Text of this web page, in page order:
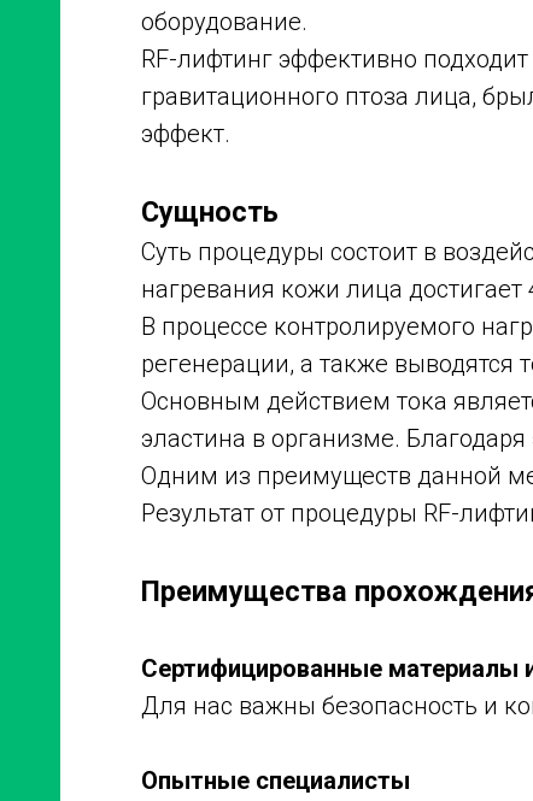
оборудование.
RF-лифтинг эффективно
гравитационного птоза лица,
эффект.
Сущность
Суть процедуры состоит в
нагревания кожи лица достигает
В процессе контролируемого
регенерации, а также выводятся
Основным действием тока
эластина в организме.
Одним из преимуществ данной
Результат от процедуры RF-
Преимущества
Сертифицированные материалы
Для нас важны безопасность и
Опытные специалисты